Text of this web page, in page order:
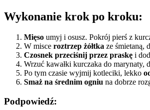
Wykonanie krok po kroku:
Mięso umyj i osusz. Pokrój pierś z
W misce roztrzep żółtka ze śmietaną,
Czosnek przeciśnij przez praskę i
Wrzuć kawałki kurczaka do marynaty,
Po tym czasie wyjmij kotleciki, lekko
Smaż na średnim ogniu na dobrze
Podpowiedź: